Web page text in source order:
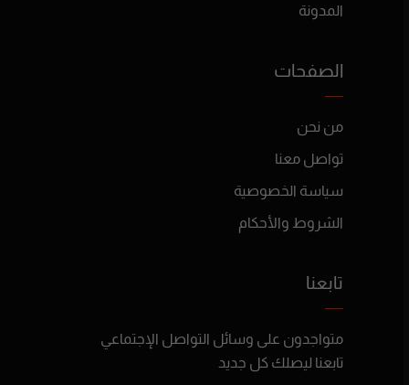
المدونة
الصفحات
من نحن
تواصل معنا
سياسة الخصوصية
الشروط والأحكام
تابعنا
متواجدون على وسائل التواصل الإجتماعي
تابعنا ليصلك كل جديد